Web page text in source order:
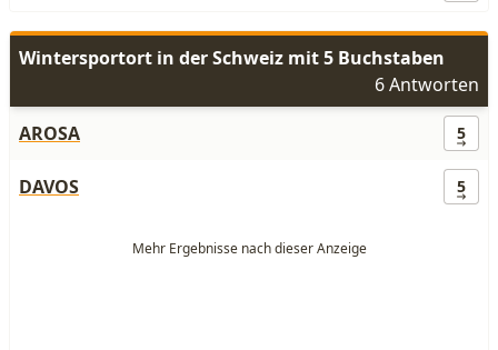
Wintersportort in der Schweiz mit 5 Buchstaben
6 Antworten
AROSA
5
DAVOS 5